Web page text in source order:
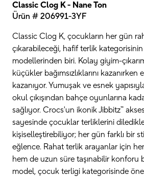
Classic Clog K - Nane Ton
Ürün # 206991-3YF
Classic Clog K, çocukların her gün
çıkarabileceği, hafif terlik
modellerinden biri. Kolay giyim-
küçükler bağımsızlıklarını
kazanıyor. Yumuşak ve esnek
okul çıkışından bahçe oyunlarına
sağlıyor. Crocs'un ikonik Jibbitz™
sayesinde çocuklar terliklerini
kişiselleştirebiliyor; her gün farklı bir
eğlence. Rahat terlik arayanlar için
hem de uzun süre taşınabilir konforu
model, çocuk terligi kategorisinde